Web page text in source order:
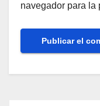
navegador para la